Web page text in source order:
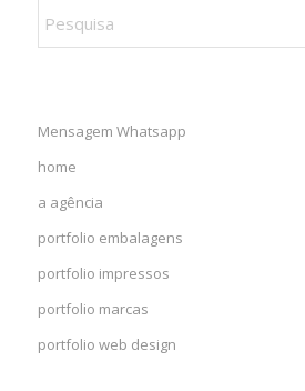
Mensagem Whatsapp
home
a agência
portfolio embalagens
portfolio impressos
portfolio marcas
portfolio web design